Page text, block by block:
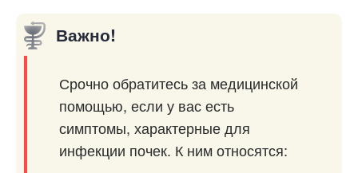
Важно!
Срочно обратитесь за медицинской
помощью, если у вас есть
симптомы, характерные для
инфекции почек. К ним относятся: